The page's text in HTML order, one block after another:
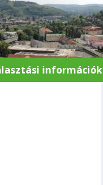
információk